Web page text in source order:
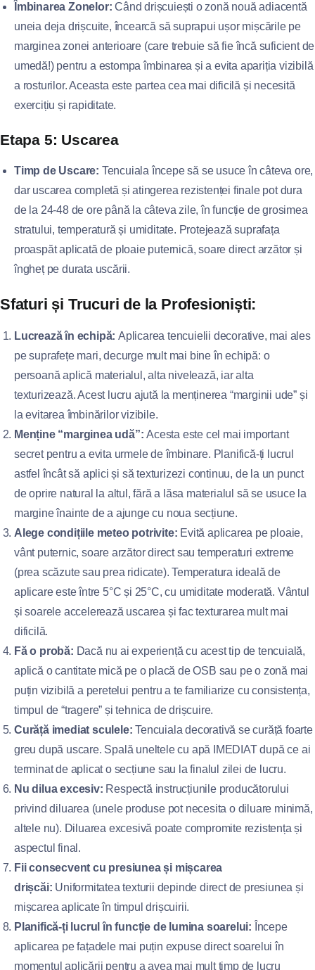
Îmbinarea Zonelor: Când drișcuiești o zonă nouă adiacentă
uneia deja drișcuite, încearcă să suprapui ușor mișcările pe
marginea zonei anterioare (care trebuie să fie încă suficient de
umedă!) pentru a estompa îmbinarea și a evita apariția vizibilă
a rosturilor. Aceasta este partea cea mai dificilă și necesită
exercițiu și rapiditate.
Etapa 5: Uscarea
Timp de Uscare: Tencuiala începe să se usuce în câteva ore,
dar uscarea completă și atingerea rezistenței finale pot dura
de la 24-48 de ore până la câteva zile, în funcție de grosimea
stratului, temperatură și umiditate. Protejează suprafața
proaspăt aplicată de ploaie puternică, soare direct arzător și
îngheț pe durata uscării.
Sfaturi și Trucuri de la Profesioniști:
Lucrează în echipă: Aplicarea tencuielii decorative, mai ales
pe suprafețe mari, decurge mult mai bine în echipă: o
persoană aplică materialul, alta nivelează, iar alta
texturizează. Acest lucru ajută la menținerea “marginii ude” și
la evitarea îmbinărilor vizibile.
Menține “marginea udă”: Acesta este cel mai important
secret pentru a evita urmele de îmbinare. Planifică-ți lucrul
astfel încât să aplici și să texturizezi continuu, de la un punct
de oprire natural la altul, fără a lăsa materialul să se usuce la
margine înainte de a ajunge cu noua secțiune.
Alege condițiile meteo potrivite: Evită aplicarea pe ploaie,
vânt puternic, soare arzător direct sau temperaturi extreme
(prea scăzute sau prea ridicate). Temperatura ideală de
aplicare este între 5°C și 25°C, cu umiditate moderată. Vântul
și soarele accelerează uscarea și fac texturarea mult mai
dificilă.
Fă o probă: Dacă nu ai experiență cu acest tip de tencuială,
aplică o cantitate mică pe o placă de OSB sau pe o zonă mai
puțin vizibilă a peretelui pentru a te familiarize cu consistența,
timpul de “tragere” și tehnica de drișcuire.
Curăță imediat sculele: Tencuiala decorativă se curăță foarte
greu după uscare. Spală uneltele cu apă IMEDIAT după ce ai
terminat de aplicat o secțiune sau la finalul zilei de lucru.
Nu dilua excesiv: Respectă instrucțiunile producătorului
privind diluarea (unele produse pot necesita o diluare minimă,
altele nu). Diluarea excesivă poate compromite rezistența și
aspectul final.
Fii consecvent cu presiunea și mișcarea
drișcăi: Uniformitatea texturii depinde direct de presiunea și
mișcarea aplicate în timpul drișcuirii.
Planifică-ți lucrul în funcție de lumina soarelui: Începe
aplicarea pe fațadele mai puțin expuse direct soarelui în
momentul aplicării pentru a avea mai mult timp de lucru